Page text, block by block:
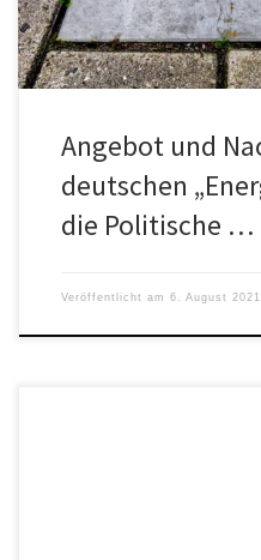
Angebot und
deutschen
die Politische …
Veröffentlicht am 6. August 2021